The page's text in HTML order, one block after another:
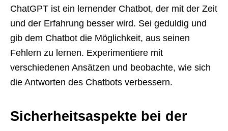
ChatGPT ist ein lernender Chatbot, der mit der Zeit
und der Erfahrung besser wird. Sei geduldig und
gib dem Chatbot die Möglichkeit, aus seinen
Fehlern zu lernen. Experimentiere mit
verschiedenen Ansätzen und beobachte, wie sich
die Antworten des Chatbots verbessern.
Sicherheitsaspekte bei der